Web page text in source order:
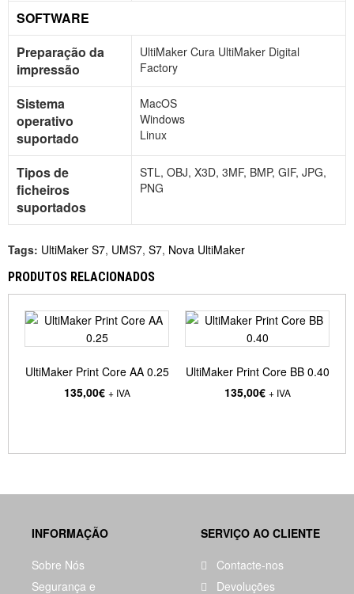
SOFTWARE
Preparação da
impressão
UltiMaker Cura UltiMaker Digital
Factory
Sistema
operativo
suportado
MacOS
Windows
Linux
Tipos de
ficheiros
suportados
STL, OBJ, X3D, 3MF, BMP, GIF, JPG,
PNG
Tags: UltiMaker S7, UMS7, S7, Nova UltiMaker
PRODUTOS RELACIONADOS
UltiMaker Print Core AA 0.25
135,00€ + IVA
UltiMaker Print Core BB 0.40
135,00€ + IVA
INFORMAÇÃO
Sobre Nós
Segurança e
SERVIÇO AO CLIENTE
Contacte-nos
Devoluções